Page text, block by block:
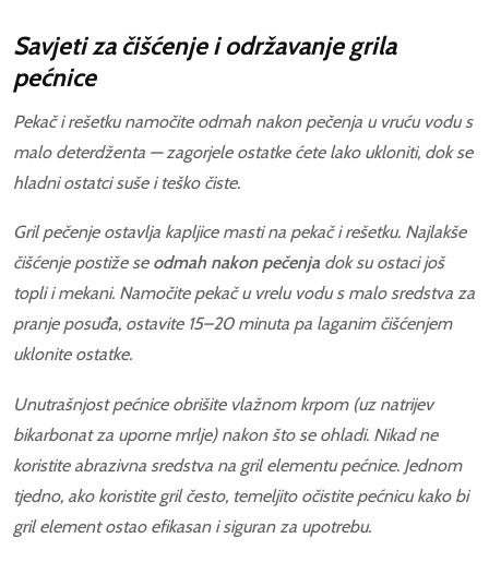
Savjeti za čišćenje i održavanje grila
pećnice
Pekač i rešetku namočite odmah nakon pečenja u vruću vodu s
malo deterdženta — zagorjele ostatke ćete lako ukloniti, dok se
hladni ostatci suše i teško čiste.
Gril pečenje ostavlja kapljice masti na pekač i rešetku. Najlakše
čišćenje postiže se odmah nakon pečenja dok su ostaci još
topli i mekani. Namočite pekač u vrelu vodu s malo sredstva za
pranje posuđa, ostavite 15–20 minuta pa laganim čišćenjem
uklonite ostatke.
Unutrašnjost pećnice obrišite vlažnom krpom (uz natrijev
bikarbonat za uporne mrlje) nakon što se ohladi. Nikad ne
koristite abrazivna sredstva na gril elementu pećnice. Jednom
tjedno, ako koristite gril često, temeljito očistite pećnicu kako bi
gril element ostao efikasan i siguran za upotrebu.